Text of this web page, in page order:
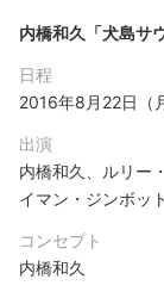
内橋和久「犬島サ
日程
2016年8月22日（
出演
内橋和久、ルリー
イマン・ジンボッ
コンセプト
内橋和久